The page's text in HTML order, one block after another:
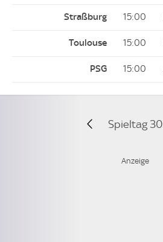
15:00
15:00
15:00
Spieltag 30